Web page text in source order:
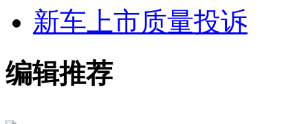
新车上市质量投诉
编辑推荐